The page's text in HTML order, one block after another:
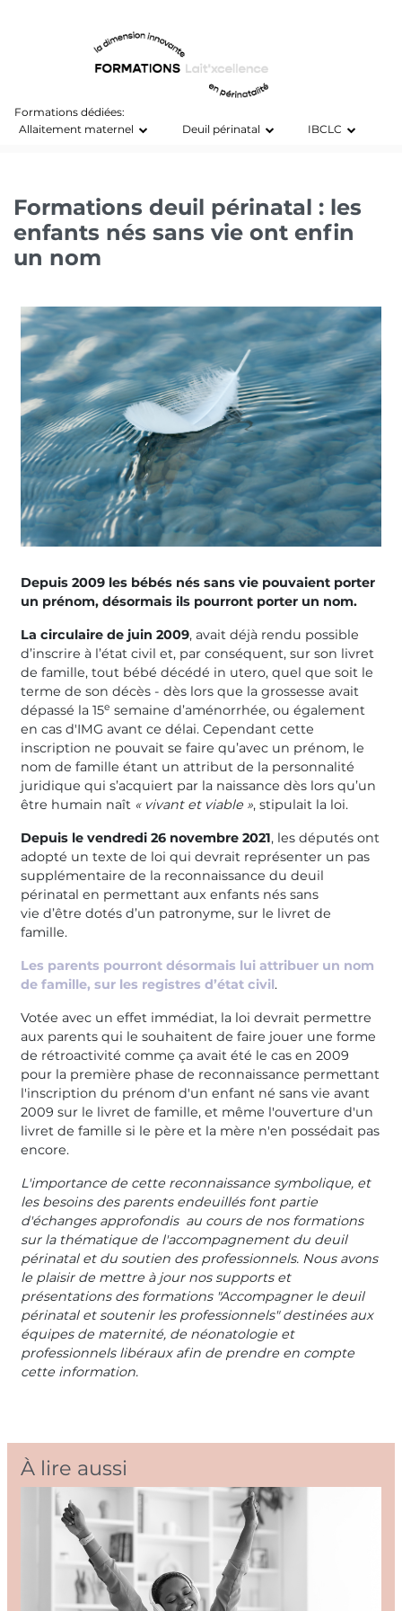
Formations dédiées:
Allaitement maternel
Deuil périnatal IBCLC
Formations deuil périnatal : les
enfants nés sans vie ont enfin
un nom
Depuis 2009 les bébés nés sans vie pouvaient porter
un prénom, désormais ils pourront porter un nom.
La circulaire de juin 2009, avait déjà rendu possible
d’inscrire à l’état civil et, par conséquent, sur son livret
de famille, tout bébé décédé in utero, quel que soit le
terme de son décès - dès lors que la grossesse avait
dépassé la 15e semaine d’aménorrhée, ou également
en cas d'IMG avant ce délai. Cependant cette
inscription ne pouvait se faire qu’avec un prénom, le
nom de famille étant un attribut de la personnalité
juridique qui s’acquiert par la naissance dès lors qu’un
être humain naît « vivant et viable », stipulait la loi.
Depuis le vendredi 26 novembre 2021, les députés ont
adopté un texte de loi qui devrait représenter un pas
supplémentaire de la reconnaissance du deuil
périnatal en permettant aux enfants nés sans
vie d’être dotés d’un patronyme, sur le livret de
famille.
Les parents pourront désormais lui attribuer un nom
de famille, sur les registres d’état civil.
Votée avec un effet immédiat, la loi devrait permettre
aux parents qui le souhaitent de faire jouer une forme
de rétroactivité comme ça avait été le cas en 2009
pour la première phase de reconnaissance permettant
l'inscription du prénom d'un enfant né sans vie avant
2009 sur le livret de famille, et même l'ouverture d'un
livret de famille si le père et la mère n'en possédait pas
encore.
L'importance de cette reconnaissance symbolique, et
les besoins des parents endeuillés font partie
d'échanges approfondis au cours de nos formations
sur la thématique de l'accompagnement du deuil
périnatal et du soutien des professionnels. Nous avons
le plaisir de mettre à jour nos supports et
présentations des formations "Accompagner le deuil
périnatal et soutenir les professionnels" destinées aux
équipes de maternité, de néonatologie et
professionnels libéraux afin de prendre en compte
cette information.
À lire aussi